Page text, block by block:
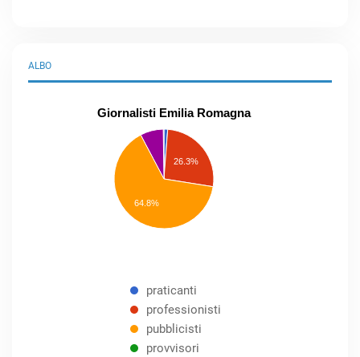
ALBO
Giornalisti Emilia Romagna
26.3%
64.8%
praticanti
professionisti
pubblicisti
provvisori